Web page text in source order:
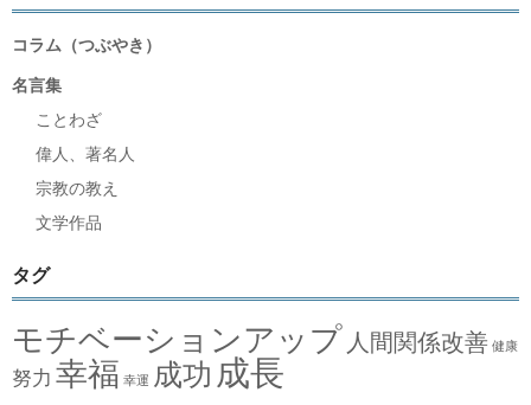
コラム（つぶやき）
名言集
ことわざ
偉人、著名人
宗教の教え
文学作品
タグ
モチベーションアップ 人間関係改善 健康
努力 幸福 幸運 成功 成長